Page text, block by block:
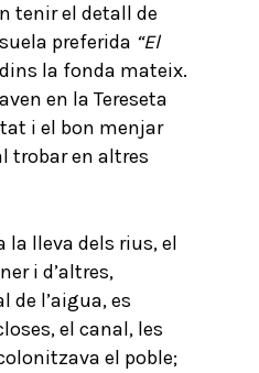
tenir el detall de
preferida “El
la fonda mateix.
en la Tereseta
i el bon menjar
trobar en altres
la lleva dels rius, el
i d’altres,
de l’aigua, es
el canal, les
el poble;